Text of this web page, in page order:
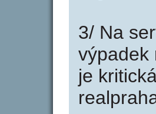
3/ Na
výpadek
je